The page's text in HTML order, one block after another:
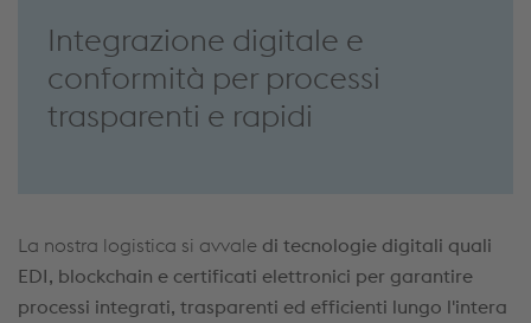
Integrazione digitale e
conformità per processi
trasparenti e rapidi
La nostra logistica si avvale di tecnologie digitali quali
EDI, blockchain e certificati elettronici per garantire
processi integrati, trasparenti ed efficienti lungo l'intera